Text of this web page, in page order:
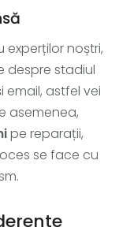
noștri,
despre stadiul
email, astfel vei
asemenea,
pe reparații,
se face cu